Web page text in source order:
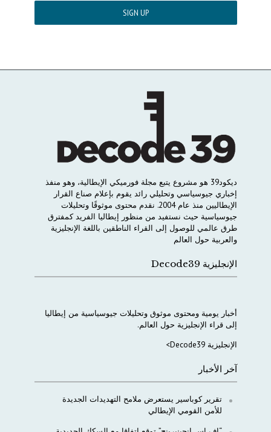
ديكود39 هو مشروع يتبع مجلة فورميكي الإيطالية، وهو منفذ
إخباري جيوسياسي وتحليلي رائد يقوم بإعلام صناع القرار
الإيطاليين منذ عام 2004. نقدم محتوى موثوقًا وتحليلات
جيوسياسية حيث نستفيد من منظور إيطاليا الفريد كمفترق
طرق عالمي للوصول إلى القراء الناطقين باللغة الإنجليزية
والعربية حول العالم
الإنجليزية Decode39
أخبار يومية ومحتوى موثوق وتحليلات جيوسياسية من إيطاليا
إلى قراء الإنجليزية حول العالم.
الإنجليزية Decode39>
آخر الأخبار
تقرير كوباسير يستعرض ملامح التهديدات الجديدة
للأمن القومي الإيطالي